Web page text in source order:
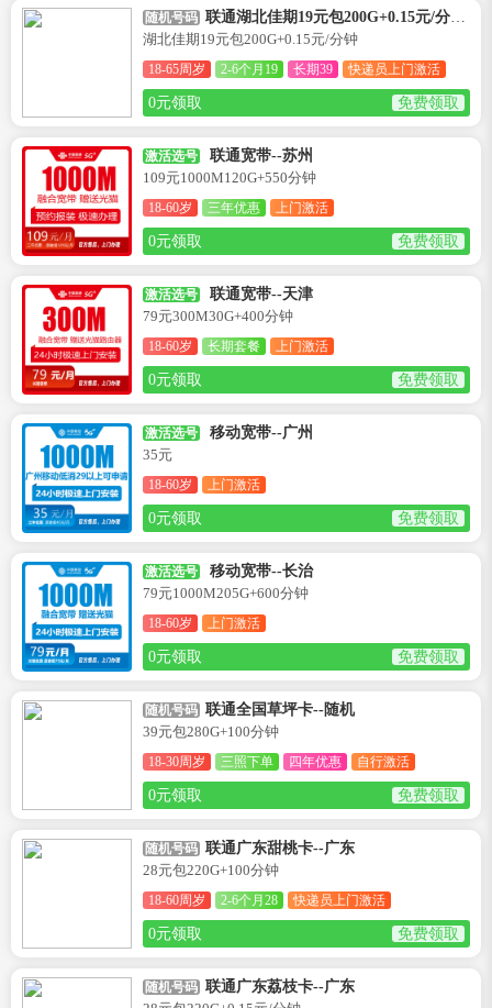
随机号码 联通湖北佳期19元包200G+0.15元/分钟卡--湖北
湖北佳期19元包200G+0.15元/分钟
18-65周岁 2-6个月19 长期39 快递员上门激活
0元领取 免费领取
激活选号
联通宽带--苏州
109元1000M120G+550分钟
18-60岁 三年优惠 上门激活
0元领取 免费领取
激活选号
联通宽带--天津
79元300M30G+400分钟
18-60岁 长期套餐 上门激活
0元领取 免费领取
激活选号
移动宽带--广州
35元
18-60岁 上门激活
0元领取 免费领取
激活选号
移动宽带--长治
79元1000M205G+600分钟
18-60岁 上门激活
0元领取 免费领取
随机号码 联通全国草坪卡--随机
39元包280G+100分钟
18-30周岁 三照下单 四年优惠 自行激活
0元领取 免费领取
随机号码 联通广东甜桃卡--广东
28元包220G+100分钟
18-60周岁 2-6个月28 快递员上门激活
0元领取 免费领取
随机号码 联通广东荔枝卡--广东